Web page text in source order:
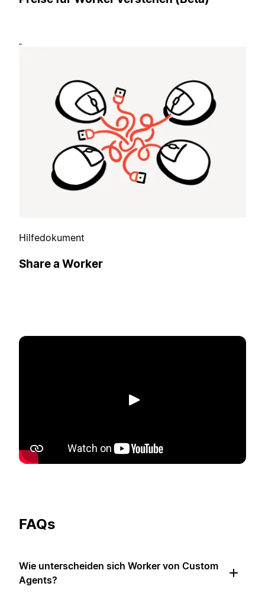
Hilfedokument
Share a Worker
Abspielen
FAQs
Wie unterscheiden sich Worker von Custom
Agents?